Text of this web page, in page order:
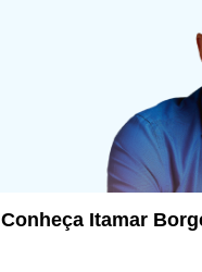
Conheça Itamar